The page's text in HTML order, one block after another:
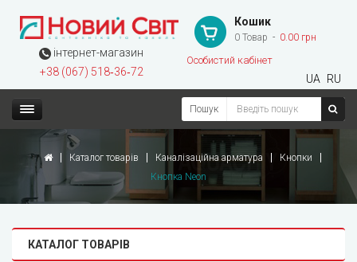
інтернет-магазин
+38 (067) 518‑36‑72
Кошик
0 Товар 0.00 грн
Особистий кабінет
UA RU
Пошук
Каталог товарів Каналізаційна арматура
Кнопки
Кнопка Neon
КАТАЛОГ ТОВАРІВ